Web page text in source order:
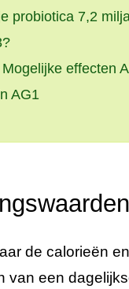
probiotica 7,2
effecten
AG1
de calorieën en
van een